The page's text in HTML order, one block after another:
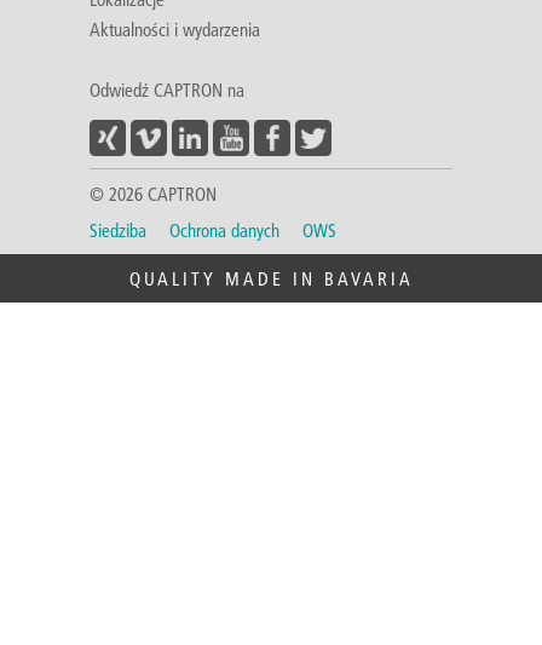
Aktualności i wydarzenia
Odwiedź CAPTRON na
© 2026 CAPTRON
Siedziba
Ochrona danych
OWS
QUALITY MADE IN BAVARIA